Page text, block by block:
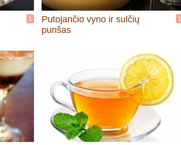
1
Putojančio vyno ir sulčių
punšas
1